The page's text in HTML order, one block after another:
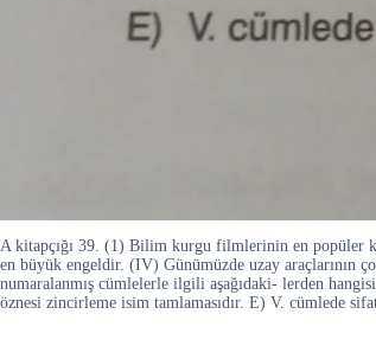
A kitapçığı 39. (1) Bilim kurgu filmlerinin en popüler
en büyük engeldir. (IV) Günümüzde uzay araçlarının
numaralanmış cümlelerle ilgili aşağıdaki- lerden
öznesi zincirleme isim tamlamasıdır. E) V. cümlede